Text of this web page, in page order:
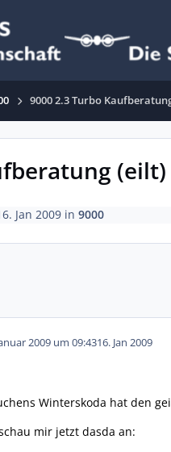
9000 2.3 Turbo
Jan 2009in 9000
2009 um 09:4316. Jan 2009
Winterskoda hat den
mir jetzt dasda an: